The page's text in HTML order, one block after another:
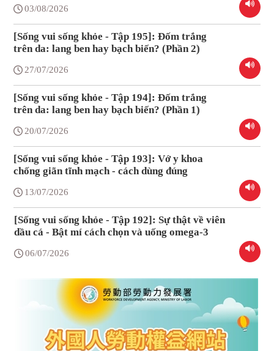
03/08/2026
[Sống vui sống khỏe - Tập 195]: Đốm trắng
trên da: lang ben hay bạch biến? (Phần 2)
27/07/2026
[Sống vui sống khỏe - Tập 194]: Đốm trắng
trên da: lang ben hay bạch biến? (Phần 1)
20/07/2026
[Sống vui sống khỏe - Tập 193]: Vớ y khoa
chống giãn tĩnh mạch - cách dùng đúng
13/07/2026
[Sống vui sống khỏe - Tập 192]: Sự thật về viên
dầu cá - Bật mí cách chọn và uống omega-3
06/07/2026